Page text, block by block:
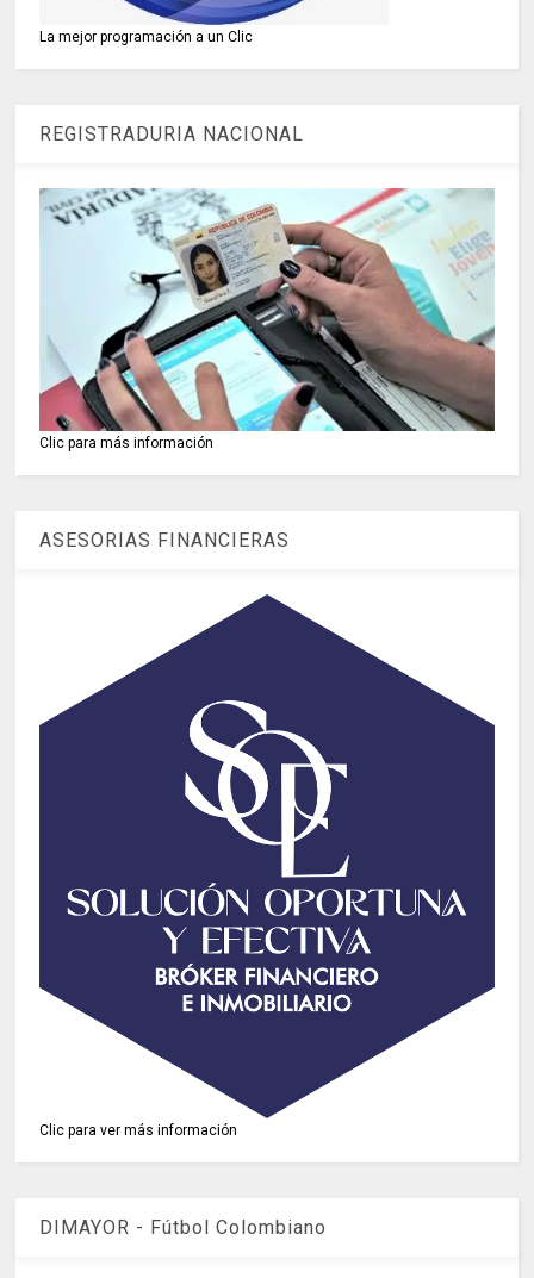
La mejor programación a un Clic
REGISTRADURIA NACIONAL
Clic para más información
ASESORIAS FINANCIERAS
Clic para ver más información
DIMAYOR - Fútbol Colombiano